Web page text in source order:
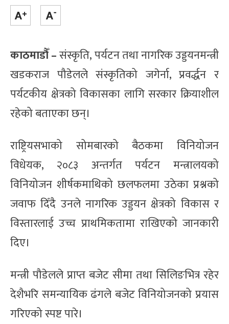
काठमाडौँ –संस्कृति, पर्यटन तथा नागरिक उड्डयनमन्त्री
खडकराज पौडेलले संस्कृतिको जगेर्ना, प्रवर्द्धन र
पर्यटकीय क्षेत्रको विकासका लागि सरकार क्रियाशील
रहेको बताएका छन्।
राष्ट्रियसभाको सोमबारको बैठकमा विनियोजन
विधेयक, २०८३ अन्तर्गत पर्यटन मन्त्रालयको
विनियोजन शीर्षकमाथिको छलफलमा उठेका प्रश्नको
जवाफ दिँदै उनले नागरिक उड्डयन क्षेत्रको विकास र
विस्तारलाई उच्च प्राथमिकतामा राखिएको जानकारी
दिए।
मन्त्री पौडेलले प्राप्त बजेट सीमा तथा सिलिङभित्र रहेर
देशैभरि समन्यायिक ढंगले बजेट विनियोजनको प्रयास
गरिएको स्पष्ट पारे।